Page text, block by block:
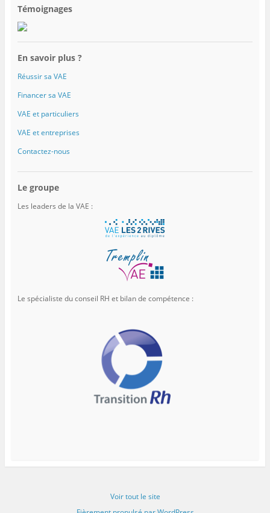
Témoignages
En savoir plus ?
Réussir sa VAE
Financer sa VAE
VAE et particuliers
VAE et entreprises
Contactez-nous
Le groupe
Les leaders de la VAE :
Le spécialiste du conseil RH et bilan de compétence :
Voir tout le site